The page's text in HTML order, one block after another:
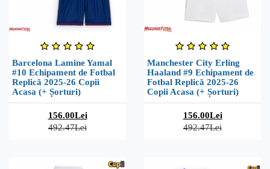
Barcelona Lamine Yamal
#10 Echipament de Fotbal
Replică 2025-26 Copii
Acasa (+ Șorturi)
156.00Lei
492.47Lei
Manchester City Erling
Haaland #9 Echipament de
Fotbal Replică 2025-26
Copii Acasa (+ Șorturi)
156.00Lei
492.47Lei